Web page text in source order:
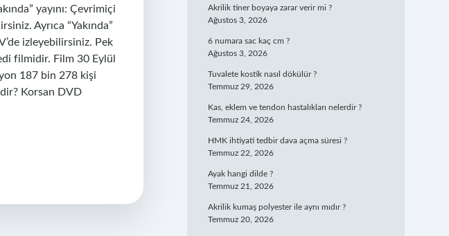
yayını: Çevrimiçi
Ayrıca “Yakında”
izleyebilirsiniz. Pek
filmidir. Film 30 Eylül
187 bin 278 kişi
Korsan DVD
Akrilik tiner boyaya zarar verir mi ?
Ağustos 3, 2026
6 numara sac kaç cm ?
Ağustos 3, 2026
Tuvalete kostik nasıl dökülür ?
Temmuz 29, 2026
Kas, eklem ve tendon hastalıkları nelerdir ?
Temmuz 24, 2026
HMK ihtiyati tedbir dava açma süresi ?
Temmuz 22, 2026
Ayak hangi dilde ?
Temmuz 21, 2026
Akrilik kumaş polyester ile aynı mıdır ?
Temmuz 20, 2026